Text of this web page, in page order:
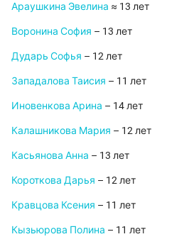
Араушкина Эвелина ≈ 13 лет
Воронина София – 13 лет
Дударь Софья – 12 лет
Западалова Таисия – 11 лет
Иновенкова Арина – 14 лет
Калашникова Мария – 12 лет
Касьянова Анна – 13 лет
Короткова Дарья – 12 лет
Кравцова Ксения – 11 лет
Кызьюрова Полина – 11 лет